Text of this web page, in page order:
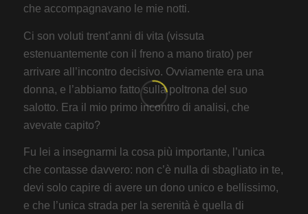
che accompagnavano le mie notti.
Ci son voluti trent’anni di vita (vissuta
estenuantemente con il freno a mano tirato) per
arrivare all’incontro decisivo. Ovviamente era una
donna, e l’abbiamo fatto sulla poltrona del suo
salotto. Era il mio primo incontro di analisi, che
avevate capito?
Fu lei a insegnarmi la cosa più importante, l’unica
che contasse davvero: non c’è nulla di sbagliato in te,
devi solo capire di avere un dono unico e bellissimo,
e che l’unica strada per la serenità è quella di